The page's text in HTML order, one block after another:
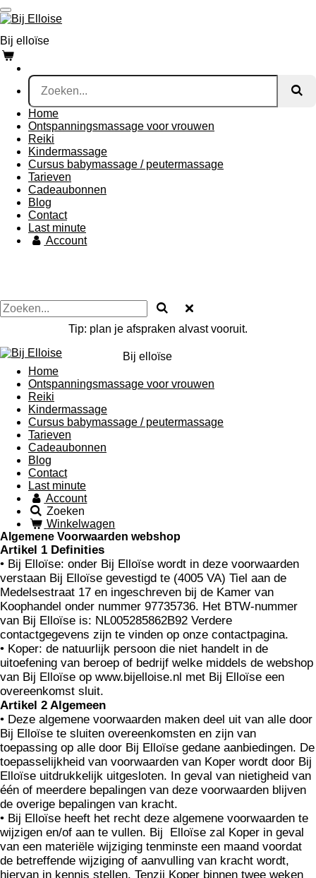
Ga
direct
naar
de
hoofdinhoud
Bij elloïse
Home
Ontspanningsmassage voor vrouwen
Reiki
Kindermassage
Cursus babymassage / peutermassage
Tarieven
Cadeaubonnen
Blog
Contact
Last minute
Account
Tip: plan je afspraken alvast vooruit.
Bij elloïse
Home
Ontspanningsmassage voor vrouwen
Reiki
Kindermassage
Cursus babymassage / peutermassage
Tarieven
Cadeaubonnen
Blog
Contact
Last minute
Account
Zoeken
Winkelwagen
Algemene Voorwaarden webshop
Artikel 1 Definities
• Bij Elloïse: onder Bij Elloïse wordt in deze voorwaarden
verstaan Bij Elloïse gevestigd te (4005 VA) Tiel aan de
Medelsestraat 17 en ingeschreven bij de Kamer van
Koophandel onder nummer 97735736. Het BTW-nummer
van Bij Elloïse is: NL005285862B92 Verdere
contactgegevens zijn te vinden op onze contactpagina.
• Koper: de natuurlijk persoon die niet handelt in de
uitoefening van beroep of bedrijf welke middels de webshop
van Bij Elloïse op www.bijelloise.nl met Bij Elloïse een
overeenkomst sluit.
Artikel 2 Algemeen
• Deze algemene voorwaarden maken deel uit van alle door
Bij Elloïse te sluiten overeenkomsten en zijn van
toepassing op alle door Bij Elloïse gedane aanbiedingen. De
toepasselijkheid van voorwaarden van Koper wordt door Bij
Elloïse uitdrukke­lijk uitgesloten. In geval van nietigheid van
één of meerdere bepalingen van deze voorwaarden blijven
de overige bepa­lingen van kracht.
• Bij Elloïse heeft het recht deze algemene voorwaarden te
wijzigen en/of aan te vullen. Bij Elloïse zal Koper in geval
van een materiële wijziging tenminste een maand voordat
de betreffende wijziging of aanvulling van kracht wordt,
hiervan in kennis stellen. Tenzij Koper binnen twee weken